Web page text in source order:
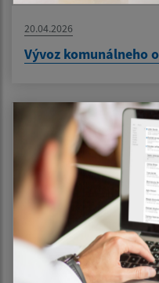
20.04.2026
Vývoz komunálneho